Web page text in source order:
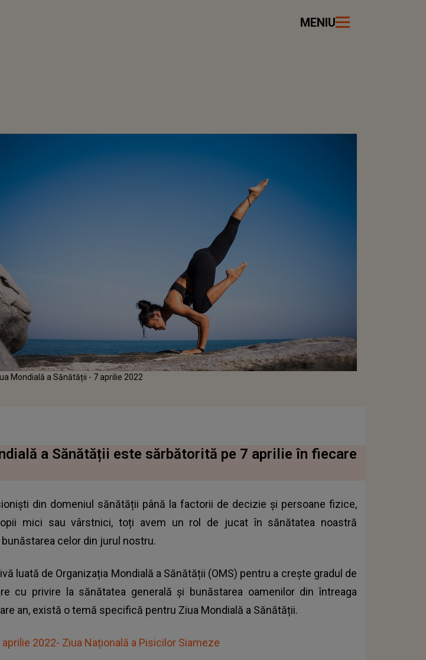
MENIU
Mondială a Sănătății - 7 aprilie 2022
a Sănătății este sărbătorită pe 7 aprilie în fiecare
din domeniul sănătății până la factorii de decizie și persoane fizice,
mici sau vârstnici, toți avem un rol de jucat în sănătatea noastră
celor din jurul nostru.
luată de Organizația Mondială a Sănătății (OMS) pentru a crește gradul de
cu privire la sănătatea generală și bunăstarea oamenilor din întreaga
an, există o temă specifică pentru Ziua Mondială a Sănătății.
aprilie 2022- Ziua Națională a Pisicilor Siameze